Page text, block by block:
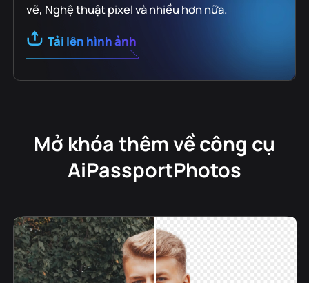
vẽ, Nghệ thuật pixel và nhiều hơn nữa.
Tải lên hình ảnh
Mở khóa thêm về công cụ
AiPassportPhotos